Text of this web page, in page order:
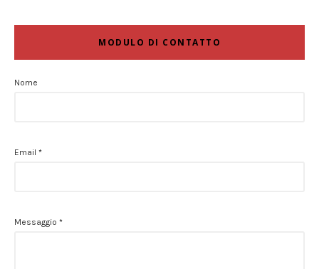
MODULO DI CONTATTO
Nome
Email *
Messaggio *